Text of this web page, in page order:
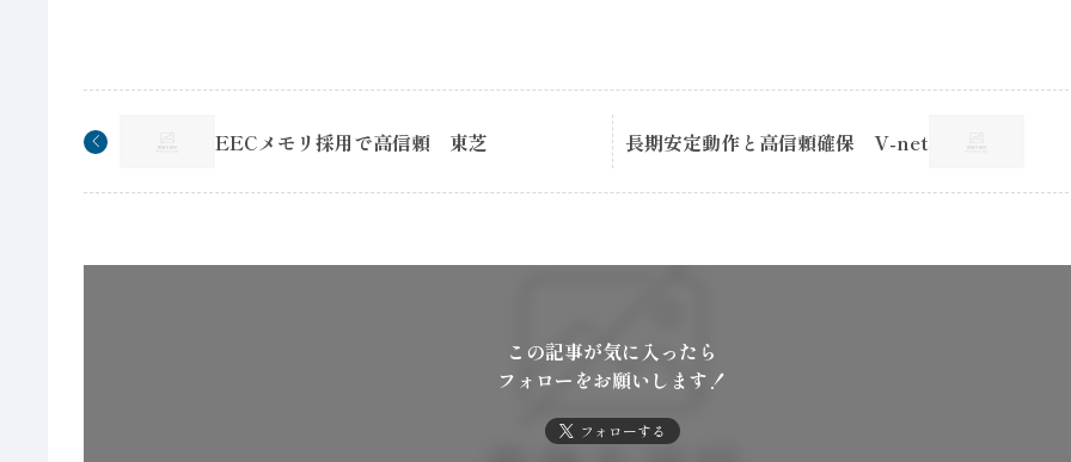
EECメモリ採用で高信頼 東芝 長期安定動作と高信頼確保 V-net
この記事が気に入ったら
フォローをお願いします！
フォローする